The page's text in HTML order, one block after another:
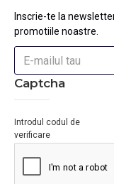
Inscrie-te la
promotiile noastre.
Captcha
Introdul codul de
verificare